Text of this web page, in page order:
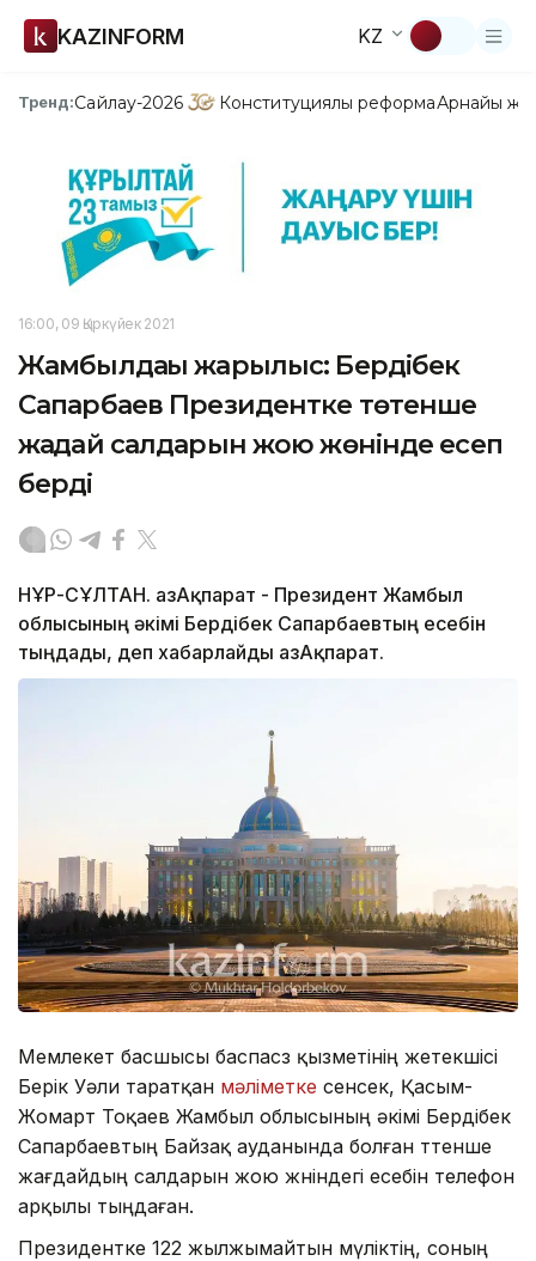
KAZINFORM KZ
Тренд:Сайлау-2026 Конституциялық реформаАрнайы
16:00, 09 Қыркүйек 2021
Жамбылдағы жарылыс: Бердібек
Сапарбаев Президентке төтенше
жағдай салдарын жою жөнінде есеп
берді
НҰР-СҰЛТАН. ҚазАқпарат - Президент Жамбыл
облысының әкімі Бердібек Сапарбаевтың есебін
тыңдады, деп хабарлайды ҚазАқпарат.
Мемлекет басшысы баспасөз қызметінің жетекшісі
Берік Уәли таратқан мәліметке сенсек, Қасым-
Жомарт Тоқаев Жамбыл облысының әкімі Бердібек
Сапарбаевтың Байзақ ауданында болған төтенше
жағдайдың салдарын жою жөніндегі есебін телефон
арқылы тыңдаған.
Президентке 122 жылжымайтын мүліктің, соның